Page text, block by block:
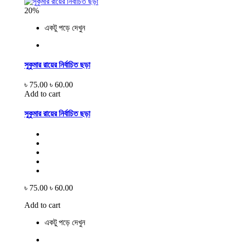
20%
একটু পড়ে দেখুন
সুকুমার রায়ের নির্বাচিত ছড়া
৳ 75.00 ৳ 60.00
Add to cart
সুকুমার রায়ের নির্বাচিত ছড়া
৳ 75.00 ৳ 60.00
Add to cart
একটু পড়ে দেখুন